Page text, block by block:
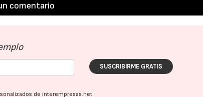
comentario
SUSCRIBIRME GRATIS
de interempresas.net